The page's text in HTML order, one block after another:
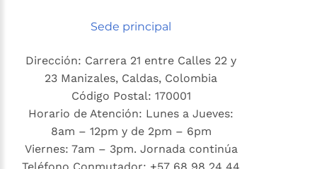
Sede principal
Dirección: Carrera 21 entre Calles 22 y
23 Manizales, Caldas, Colombia
Código Postal: 170001
Horario de Atención: Lunes a Jueves:
8am – 12pm y de 2pm – 6pm
Viernes: 7am – 3pm. Jornada continúa